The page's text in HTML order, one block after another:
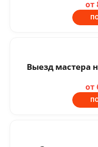
от
Выезд мастера
от